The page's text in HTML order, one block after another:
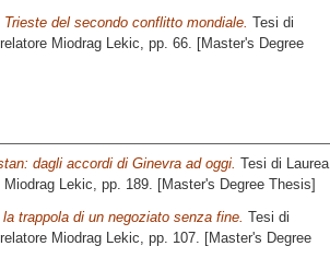
del secondo conflitto mondiale. Tesi di
Miodrag Lekic, pp. 66. [Master's Degree
dagli accordi di Ginevra ad oggi. Tesi di Laurea
Miodrag Lekic, pp. 189. [Master's Degree Thesis]
trappola di un negoziato senza fine. Tesi di
Miodrag Lekic , pp. 107. [Master's Degree